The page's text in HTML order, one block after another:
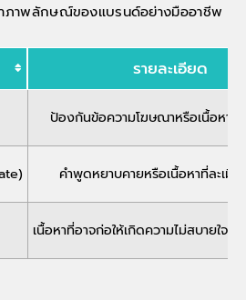
ภาพลักษณ์ของแบรนด์อย่างมืออาชีพ
รายละเอียด
ป้องกันข้อความโฆษณาหรือเนื้อหาที่
คำพูดหยาบคายหรือเนื้อหาที่ละเมิ
เนื้อหาที่อาจก่อให้เกิดความไม่สบายใจ